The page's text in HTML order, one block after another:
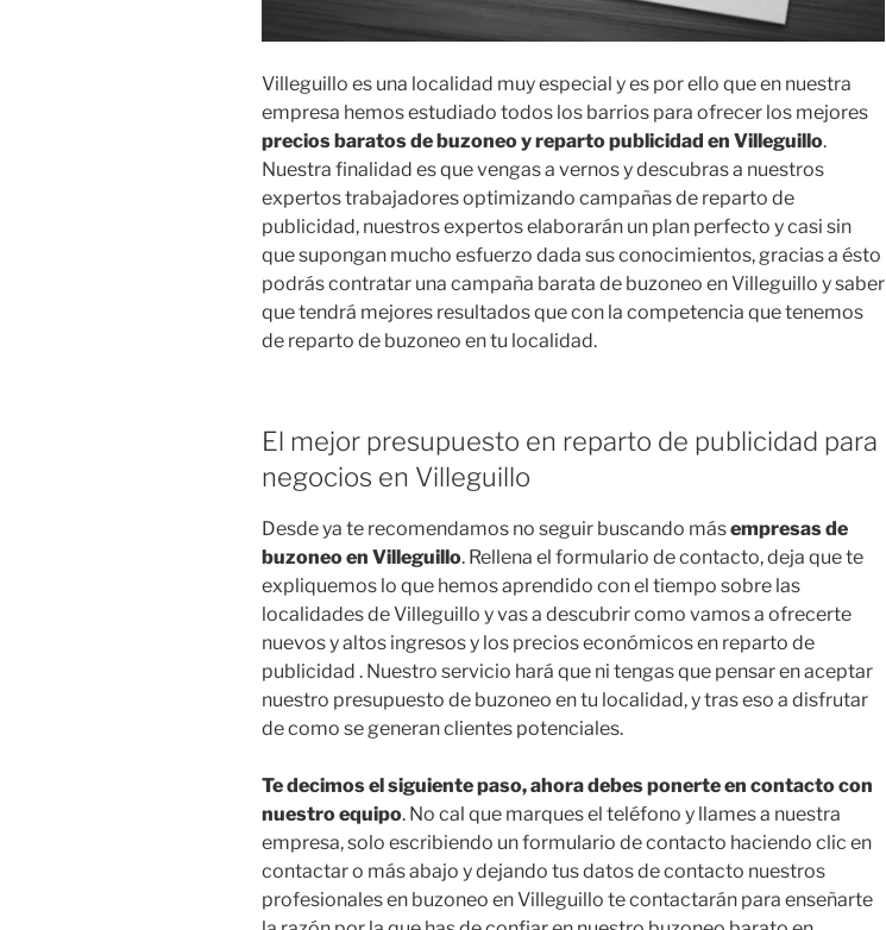
Villeguillo es una localidad muy especial y es por ello que en nuestra
empresa hemos estudiado todos los barrios para ofrecer los mejores
precios baratos de buzoneo y reparto publicidad en Villeguillo.
Nuestra finalidad es que vengas a vernos y descubras a nuestros
expertos trabajadores optimizando campañas de reparto de
publicidad, nuestros expertos elaborarán un plan perfecto y casi sin
que supongan mucho esfuerzo dada sus conocimientos, gracias a ésto
podrás contratar una campaña barata de buzoneo en Villeguillo y saber
que tendrá mejores resultados que con la competencia que tenemos
de reparto de buzoneo en tu localidad.
El mejor presupuesto en reparto de publicidad para
negocios en Villeguillo
Desde ya te recomendamos no seguir buscando másempresas de
buzoneo en Villeguillo. Rellena el formulario de contacto, deja que te
expliquemos lo que hemos aprendido con el tiempo sobre las
localidades de Villeguillo y vas a descubrir como vamos a ofrecerte
nuevos y altos ingresos y los precios económicos en reparto de
publicidad . Nuestro servicio hará que ni tengas que pensar en aceptar
nuestro presupuesto de buzoneo en tu localidad, y tras eso a disfrutar
de como se generan clientes potenciales.
Te decimos el siguiente paso, ahora debes ponerte en contacto con
nuestro equipo. No cal que marques el teléfono y llames a nuestra
empresa, solo escribiendo un formulario de contacto haciendo clic en
contactar o más abajo y dejando tus datos de contacto nuestros
profesionales en buzoneo en Villeguillo te contactarán para enseñarte